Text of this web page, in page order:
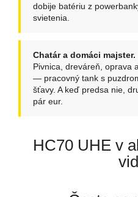
dobije batériu z
svietenia.
Chatár a domáci majster.
Pivnica, dreváreň, oprava
— pracovný tank s
šťavy. A keď predsa nie,
pár eur.
HC70 UHE v